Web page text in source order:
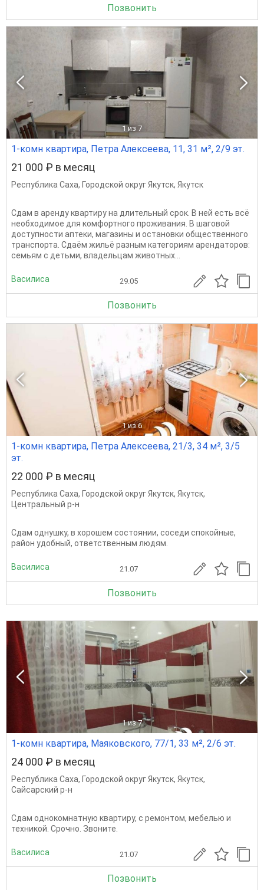
Позвонить
1 из 7
1-комн квартира, Петра Алексеева, 11, 31 м², 2/9 эт.
21 000 ₽ в месяц
Республика Саха, Городской округ Якутск, Якутск
Сдам в аренду квартиру на длительный срок. В ней есть всё
необходимое для комфортного проживания. В шаговой
доступности аптеки, магазины и остановки общественного
транспорта. Сдаём жильё разным категориям арендаторов:
семьям с детьми, владельцам животных...
Василиса 29.05
Позвонить
1 из 6
1-комн квартира, Петра Алексеева, 21/3, 34 м², 3/5
эт.
22 000 ₽ в месяц
Республика Саха, Городской округ Якутск, Якутск,
Центральный р-н
Сдам однушку, в хорошем состоянии, соседи спокойные,
район удобный, ответственным людям.
Василиса 21.07
Позвонить
1 из 7
1-комн квартира, Маяковского, 77/1, 33 м², 2/6 эт.
24 000 ₽ в месяц
Республика Саха, Городской округ Якутск, Якутск,
Сайсарский р-н
Сдам однокомнатную квартиру, с ремонтом, мебелью и
техникой. Срочно. Звоните.
Василиса 21.07
Позвонить